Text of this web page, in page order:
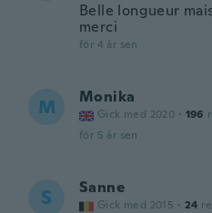
Belle longueur
merci
för 4 år sen
M Monika
Gick med 2020 · 196
för 5 år sen
S Sanne
Gick med 2015 · 24